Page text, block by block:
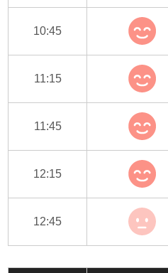
10:45
11:15
11:45
12:15
12:45